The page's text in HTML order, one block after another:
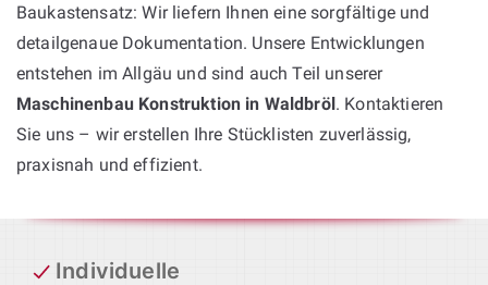
Baukastensatz: Wir liefern Ihnen eine sorgfältige und
detailgenaue Dokumentation. Unsere Entwicklungen
entstehen im Allgäu und sind auch Teil unserer
Maschinenbau Konstruktion in Waldbröl. Kontaktieren
Sie uns – wir erstellen Ihre Stücklisten zuverlässig,
praxisnah und effizient.
Individuelle